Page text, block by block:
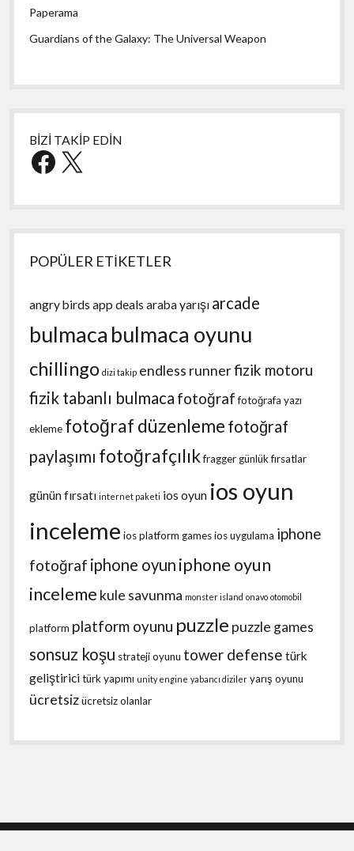
Paperama
Guardians of the Galaxy: The Universal Weapon
BİZİ TAKİP EDİN
Facebook
X
POPÜLER ETİKETLER
angry birds app deals araba yarışı arcade
bulmaca bulmaca oyunu
chillingo dizi takip endless runnerfizik motoru
fizik tabanlı bulmaca fotoğraf fotoğrafa yazı
ekleme fotoğraf düzenleme fotoğraf
paylaşımı fotoğrafçılıkfraggergünlük fırsatlar
günün fırsatı internet paketi ios oyun ios oyun
inceleme ios platform gamesios uygulama iphone
fotoğraf iphone oyun iphone oyun
inceleme kule savunma monster island onavo otomobil
platform platform oyunu puzzle puzzle games
sonsuz koşu strateji oyunu tower defense türk
geliştiricitürk yapımı unity engine yabancı diziler yarış oyunu
ücretsizücretsiz olanlar